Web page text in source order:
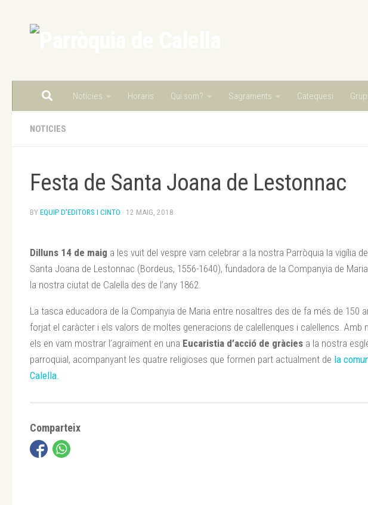
Notícies Horaris Qui som? Sagraments Catequesi
NOTICIES
Festa de Santa Joana de Lestonnac
BY EQUIP D'EDITORS I CINTO · 12 MAIG, 2018
Dilluns 14 de maig a les vuit del vespre vam celebrar a la nostra Parròquia la vigília
Santa Joana de Lestonnac (Bordeus, 1556-1640), fundadora de la Companyia de
la nostra ciutat de Calella des de l’any 1862.
La tasca educadora de la Companyia de Maria entre nosaltres des de fa més de 150
forjat el caràcter i els valors de moltes generacions de calellenques i calellencs. Amb
els en vam mostrar l’agraïment en una Eucaristia d’acció de gràcies a la nostra
parroquial, acompanyant les quatre religioses que formen part actualment de la
Calella.
Comparteix